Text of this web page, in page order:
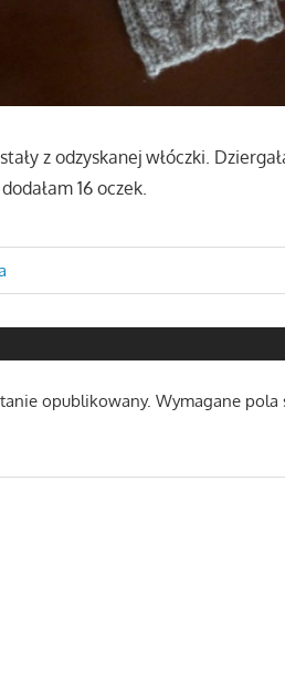
z odzyskanej włóczki.
16 oczek.
opublikowany. Wymagane pola